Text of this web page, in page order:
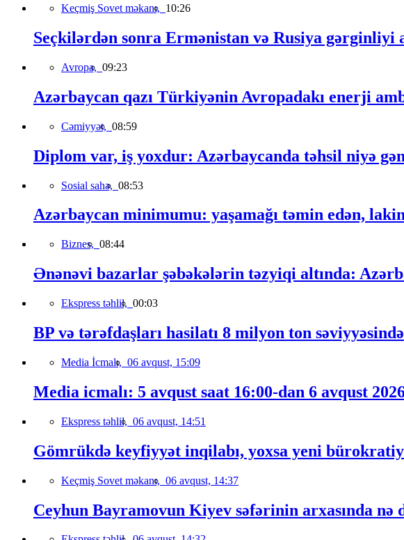
Keçmiş Sovet məkanı, 10:26
Seçkilərdən sonra Ermənistan və Rusiya gərginliyi
Avropa, 09:23
Azərbaycan qazı Türkiyənin Avropadakı enerji
Cəmiyyət, 08:59
Diplom var, iş yoxdur: Azərbaycanda təhsil niyə
Sosial sahə, 08:53
Azərbaycan minimumu: yaşamağı təmin edən,
Biznes, 08:44
Ənənəvi bazarlar şəbəkələrin təzyiqi altında:
Ekspress təhlil, 00:03
BP və tərəfdaşları hasilatı 8 milyon ton
Media İcmalı, 06 avqust, 15:09
Media icmalı: 5 avqust saat 16:00-dan 6 avqust
Ekspress təhlil, 06 avqust, 14:51
Gömrükdə keyfiyyət inqilabı, yoxsa yeni
Keçmiş Sovet məkanı, 06 avqust, 14:37
Ceyhun Bayramovun Kiyev səfərinin arxasında nə